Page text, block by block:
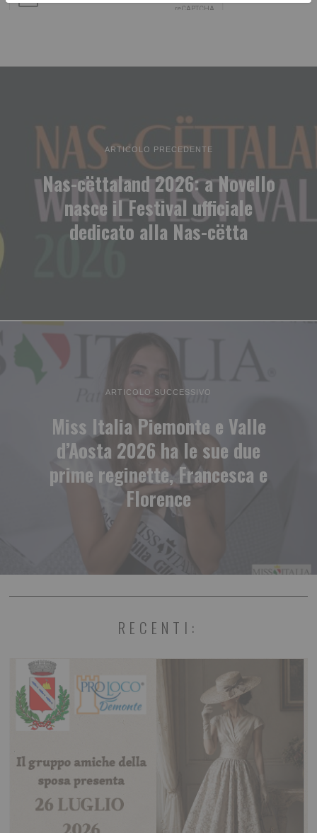
ARTICOLO PRECEDENTE
Nas-cëttaland 2026: a Novello
nasce il Festival ufficiale
dedicato alla Nas-cëtta
ARTICOLO SUCCESSIVO
Miss Italia Piemonte e Valle
d’Aosta 2026 ha le sue due
prime reginette, Francesca e
Florence
RECENTI: